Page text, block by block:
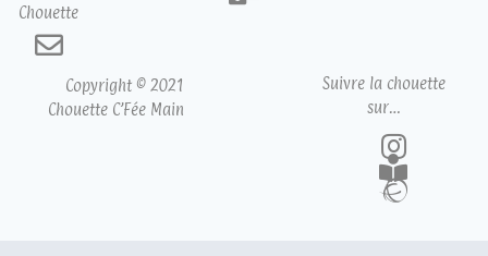
Chouette
Copyright © 2021
Chouette C’Fée Main
Suivre la chouette
sur…